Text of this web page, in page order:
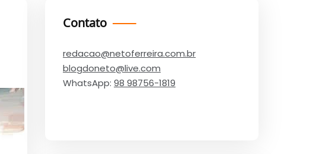
Contato
redacao@netoferreira.com.br
blogdoneto@live.com
WhatsApp: 98 98756-1819